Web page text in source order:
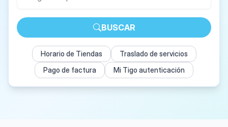
BUSCAR
Horario de Tiendas
Traslado de servicios
Pago de factura
Mi Tigo autenticación